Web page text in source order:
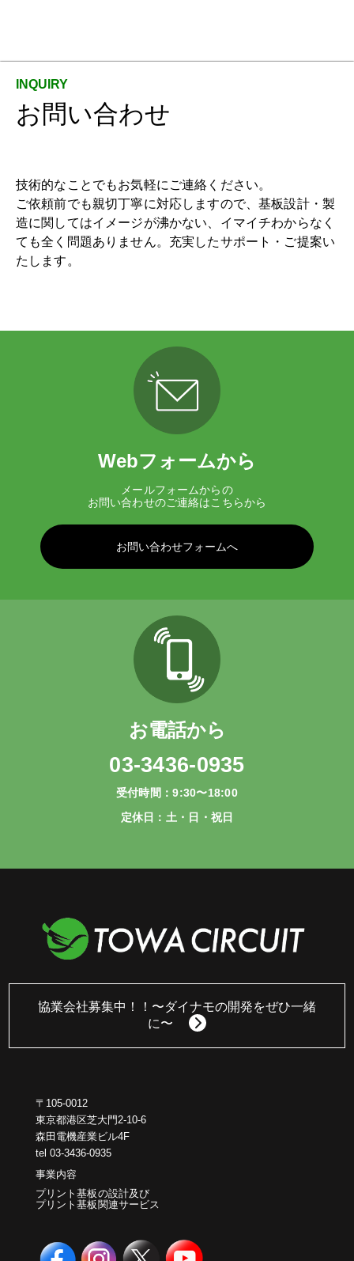
お問い合わせ
技術的なことでもお気軽にご連絡ください。
ご依頼前でも親切丁寧に対応しますので、基板設計・製
造に関してはイメージが沸かない、イマイチわからなく
ても全く問題ありません。充実したサポート・ご提案い
たします。
Webフォームから
メールフォームからの
お問い合わせのご連絡はこちらから
お問い合わせフォームへ
お電話から
03-3436-0935
受付時間：9:30〜18:00
定休日：土・日・祝日
協業会社募集中！！ 〜ダイナモの開発をぜひ一緒
に〜
〒105-0012
東京都港区芝大門2-10-6
森田電機産業ビル4F
tel 03-3436-0935
事業内容
プリント基板の設計及び
プリント基板関連サービス